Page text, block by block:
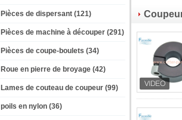
Pièces de dispersant (121)
Pièces de machine à découper (291)
Pièces de coupe-boulets (34)
Roue en pierre de broyage (42)
Lames de couteau de coupeur (99)
poils en nylon (36)